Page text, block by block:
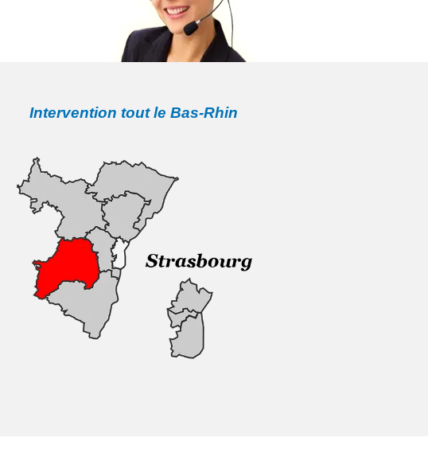
Intervention tout le Bas-Rhin